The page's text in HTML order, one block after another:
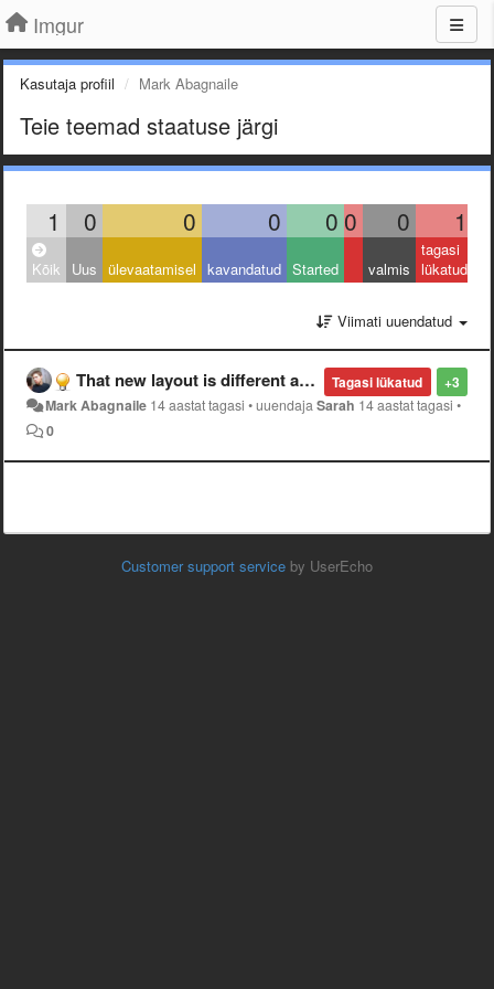
Imgur
Kasutaja profiil Mark Abagnaile
Teie teemad staatuse järgi
1 0 0 0 0 0 0 1
Kõik Uus ülevaatamisel kavandatud Started valmis
tagasi
lükatud
Viimati uuendatud
+3
Tagasi lükatud
That new layout is different and I don't like it.
Mark Abagnaile 14 aastat tagasi •uuendajaSarah 14 aastat tagasi •
0
Customer support service by UserEcho